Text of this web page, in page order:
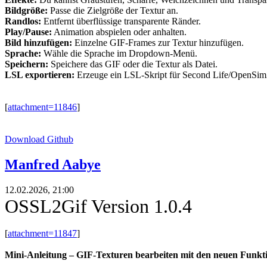
Bildgröße: Passe die Zielgröße der Textur an.
Randlos: Entfernt überflüssige transparente Ränder.
Play/Pause: Animation abspielen oder anhalten.
Bild hinzufügen: Einzelne GIF-Frames zur Textur hinzufügen.
Sprache: Wähle die Sprache im Dropdown-Menü.
Speichern: Speichere das GIF oder die Textur als Datei.
LSL exportieren: Erzeuge ein LSL-Skript für Second Life/
[attachment=11846]
Download Github
Manfred Aabye
12.02.2026, 21:00
OSSL2Gif Version 1.0.4
[attachment=11847]
Mini-Anleitung – GIF-Texturen bearbeiten mit den neuen